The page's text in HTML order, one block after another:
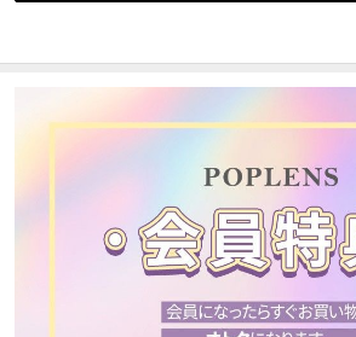
アプリダウンロード
TWITTER LINE